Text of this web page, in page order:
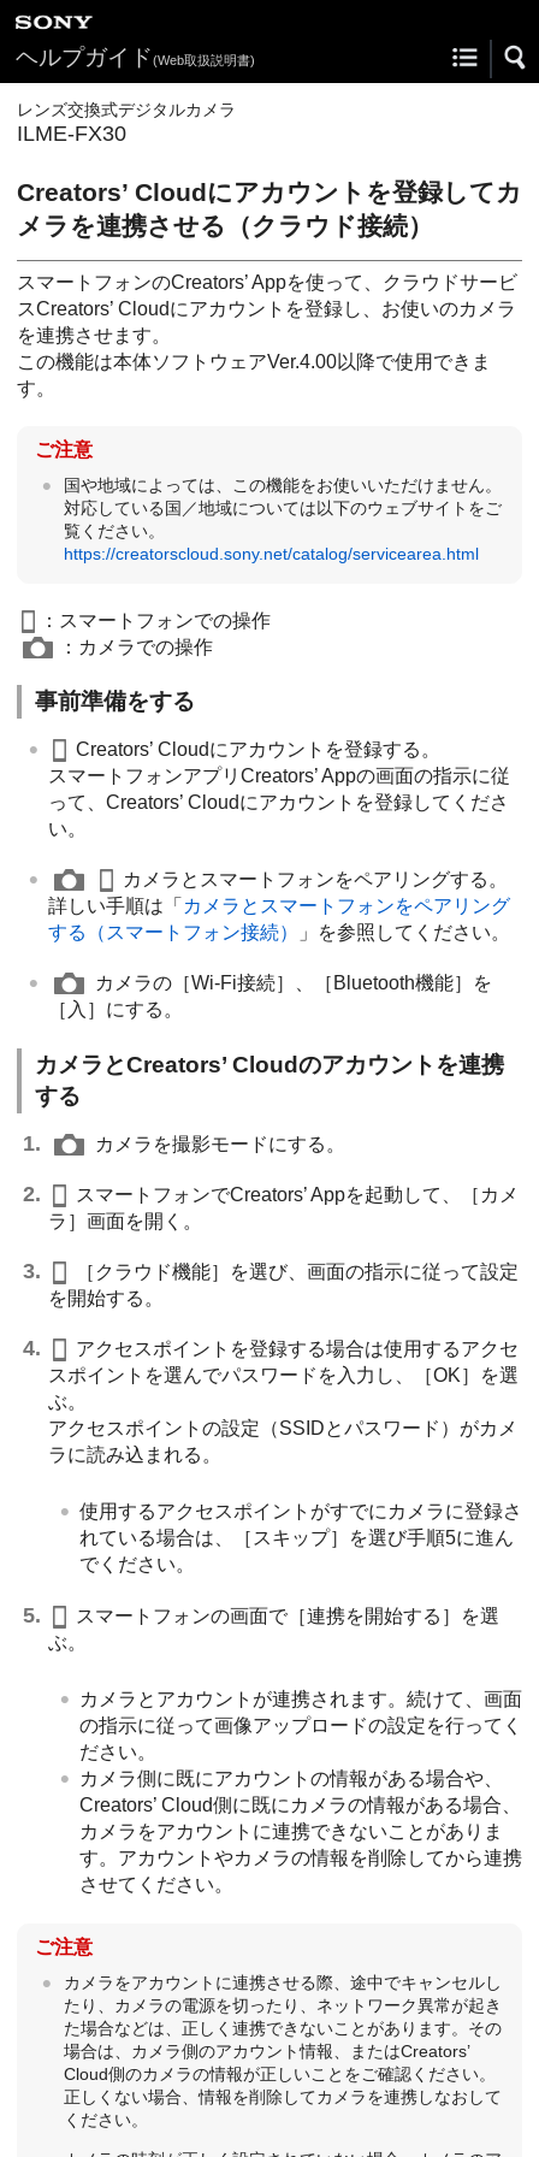
ヘルプガイド(Web取扱説明書)
レンズ交換式デジタルカメラ
ILME-FX30
Creators’ Cloudにアカウントを登録してカ
メラを連携させる（クラウド接続）
スマートフォンのCreators’ Appを使って、クラウドサービ
スCreators’ Cloudにアカウントを登録し、お使いのカメラ
を連携させます。
この機能は本体ソフトウェアVer.4.00以降で使用できま
す。
ご注意
国や地域によっては、この機能をお使いいただけません。
対応している国／地域については以下のウェブサイトをご
覧ください。
https://creatorscloud.sony.net/catalog/servicearea.html
：スマートフォンでの操作
：カメラでの操作
事前準備をする
Creators’ Cloudにアカウントを登録する。
スマートフォンアプリCreators’ Appの画面の指示に従
って、Creators’ Cloudにアカウントを登録してくださ
い。
カメラとスマートフォンをペアリングする。
詳しい手順は「 カメラとスマートフォンをペアリング
する（ スマートフォン接続） 」を参照してください。
カメラの ［Wi-Fi接続］ ［Bluetooth機能］
を
［入］ にする。
カメラとCreators’ Cloudのアカウントを連携
する
カメラを撮影モードにする。
スマートフォンでCreators’ Appを起動して、
［カメ
ラ］ 画面を開く。
［クラウド機能］
を選び、画面の指示に従って設定
を開始する。
アクセスポイントを登録する場合は使用するアクセ
スポイントを選んでパスワードを入力し、
［OK］
を選
ぶ。
アクセスポイントの設定（SSIDとパスワード）がカメ
ラに読み込まれる。
使用するアクセスポイントがすでにカメラに登録さ
れている場合は、
［スキップ］
を選び手順5に進ん
でください。
スマートフォンの画面で ［連携を開始する］
を選
ぶ。
カメラとアカウントが連携されます。続けて、画面
の指示に従って画像アップロードの設定を行ってく
ださい。
カメラ側に既にアカウントの情報がある場合や、
Creators’ Cloud側に既にカメラの情報がある場合、
カメラをアカウントに連携できないことがありま
す。アカウントやカメラの情報を削除してから連携
させてください。
ご注意
カメラをアカウントに連携させる際、途中でキャンセルし
たり、カメラの電源を切ったり、ネットワーク異常が起き
た場合などは、正しく連携できないことがあります。その
場合は、カメラ側のアカウント情報、またはCreators’
Cloud側のカメラの情報が正しいことをご確認ください。
正しくない場合、情報を削除してカメラを連携しなおして
ください。